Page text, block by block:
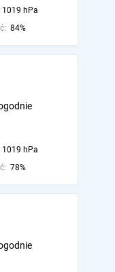
1019 hPa
84%
1019 hPa
78%